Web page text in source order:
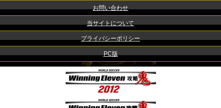
お問い合わせ
当サイトについて
プライバシーポリシー
PC版